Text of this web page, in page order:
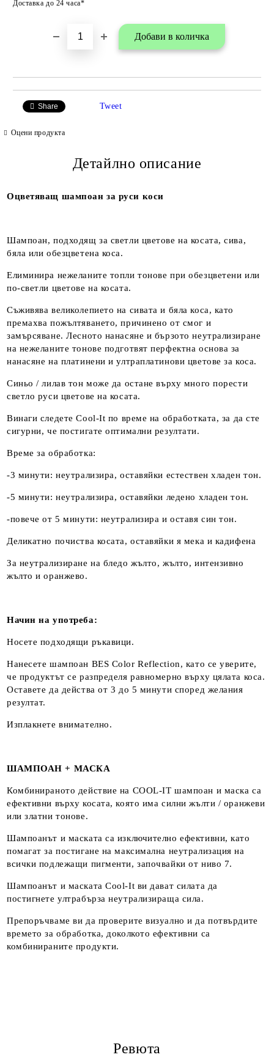
Доставка до 24 часа*
Share Tweet
Оцени продукта
Детайлно описание
Оцветяващ шампоан за руси коси
Шампоан, подходящ за светли цветове на косата, сива,
бяла или обезцветена коса.
Елиминира нежеланите топли тонове при обезцветени или
по-светли цветове на косата.
Съживява великолепието на сивата и бяла коса, като
премахва пожълтяването, причинено от смог и
замърсяване. Лесното нанасяне и бързото неутрализиране
на нежеланите тонове подготвят перфектна основа за
нанасяне на платинени и ултраплатинови цветове за коса.
Синьо / лилав тон може да остане върху много порести
светло руси цветове на косата.
Винаги следете Cool-It по време на обработката, за да сте
сигурни, че постигате оптимални резултати.
Време за обработка:
-3 минути: неутрализира, оставяйки естествен хладен тон.
-5 минути: неутрализира, оставяйки ледено хладен тон.
-повече от 5 минути: неутрализира и оставя син тон.
Деликатно почиства косата, оставяйки я мека и кадифена
За неутрализиране на бледо жълто, жълто, интензивно
жълто и оранжево.
Начин на употреба:
Носете подходящи ръкавици.
Нанесете шампоан BES Color Reflection, като се уверите,
че продуктът се разпределя равномерно върху цялата коса.
Оставете да действа от 3 до 5 минути според желания
резултат.
Изплакнете внимателно.
ШАМПОАН + МАСКА
Комбинираното действие на COOL-IT шампоан и маска са
ефективни върху косата, която има силни жълти / оранжеви
или златни тонове.
Шампоанът и маската са изключително ефективни, като
помагат за постигане на максимална неутрализация на
всички подлежащи пигменти, започвайки от ниво 7.
Шампоанът и маската Cool-It ви дават силата да
постигнете ултрабърза неутрализираща сила.
Препоръчваме ви да проверите визуално и да потвърдите
времето за обработка, доколкото ефективни са
комбинираните продукти.
Ревюта